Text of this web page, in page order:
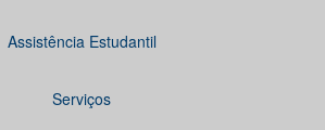
Assistência Estudantil
Serviços